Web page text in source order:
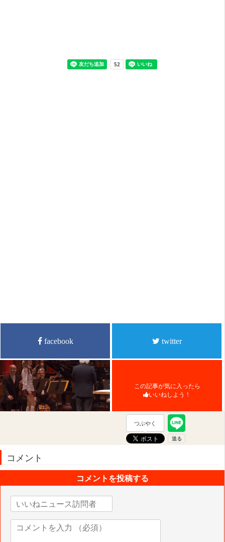
facebook twitter
この記事が気に入ったら
いいねしよう！
つぶやく
コメント
コメントを投稿する